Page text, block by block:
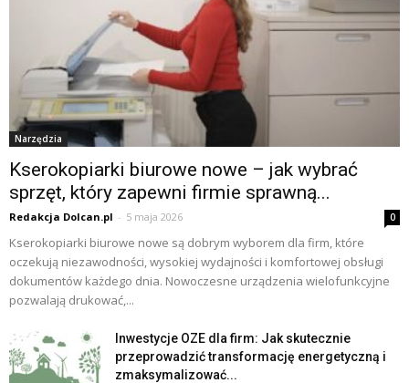
Narzędzia
Kserokopiarki biurowe nowe – jak wybrać
sprzęt, który zapewni firmie sprawną...
Redakcja Dolcan.pl - 5 maja 2026 0
Kserokopiarki biurowe nowe są dobrym wyborem dla firm, które
oczekują niezawodności, wysokiej wydajności i komfortowej obsługi
dokumentów każdego dnia. Nowoczesne urządzenia wielofunkcyjne
pozwalają drukować,...
Inwestycje OZE dla firm: Jak skutecznie
przeprowadzić transformację energetyczną i
zmaksymalizować...